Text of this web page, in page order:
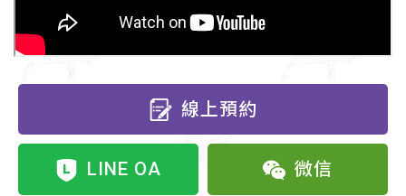
線上預約
LINE OA 微信